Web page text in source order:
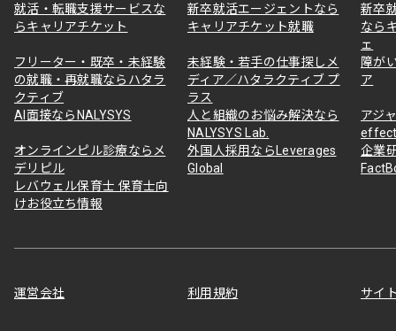
就活・転職支援サービスな
らキャリアチケット
新卒就活エージェントなら
キャリアチケット就職
新卒
なら
ェ
フリーター・既卒・未経験
の就職・再就職ならハタラ
クティブ
未経験・若手の仕事探しメ
ディア／ハタラクティブ プ
ラス
障が
ア
AI面接ならNALYSYS
人と組織のお悩み解決なら
NALYSYS Lab.
アジ
オンラインピル診療ならメ
デリピル
外国人採用ならLeverages
Global
企業
レバウェル保育士 保育士向
けお役立ち情報
運営会社 利用規約 サイ